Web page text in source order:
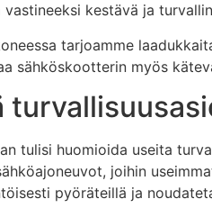
vastineeksi kestävä ja
tarjoamme
sähköskootterin myös
tulisi huomioida useita
joihin
pyöräteillä ja